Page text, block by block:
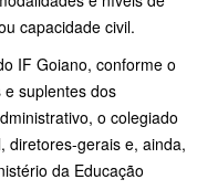
capacidade civil.
IF Goiano, conforme o
e suplentes dos
o colegiado
diretores-gerais e, ainda,
da Educação